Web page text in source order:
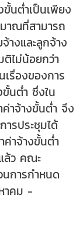
นต่ำเป็นเพียง
าณที่สามารถ
างและลูกจ้าง
ไม่น้อยกว่า
รื่องของการ
นต่ำ ซึ่งใน
าจ้างขั้นต่ำ จึง
รประชุมได้
าจ้างขั้นต่ำ
ล้ว คณะ
การกำหนด
าคม -